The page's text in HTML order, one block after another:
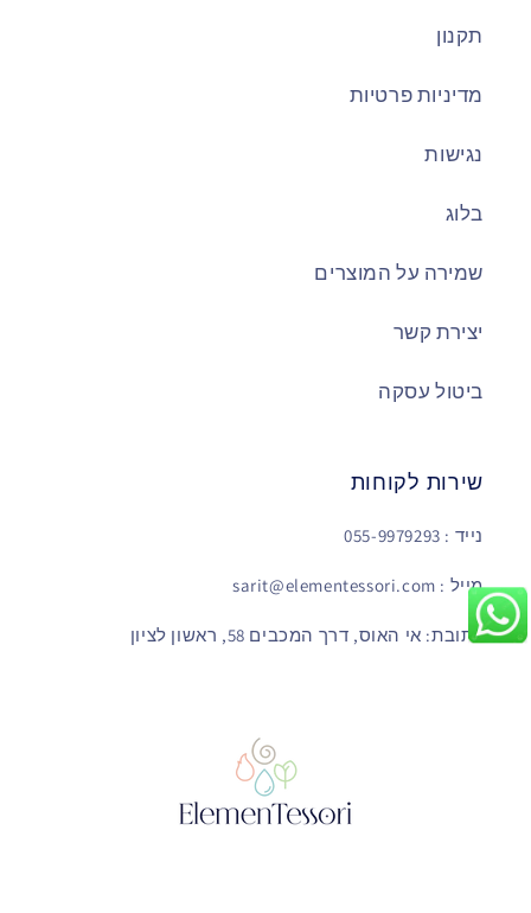
תקנון
מדיניות פרטיות
נגישות
בלוג
שמירה על המוצרים
יצירת קשר
ביטול עסקה
שירות לקוחות
נייד : 055-9979293
מייל : sarit@elementessori.com
כתובת: אי האוס, דרך המכבים 58, ראשון לציון